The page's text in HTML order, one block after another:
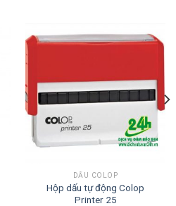
DẤU COLOP
Hộp dấu tự động Colop
Printer 25